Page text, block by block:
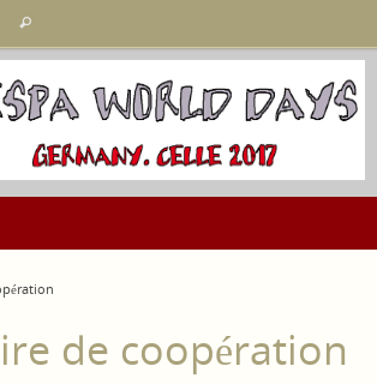
:
Rechercher
de coopération